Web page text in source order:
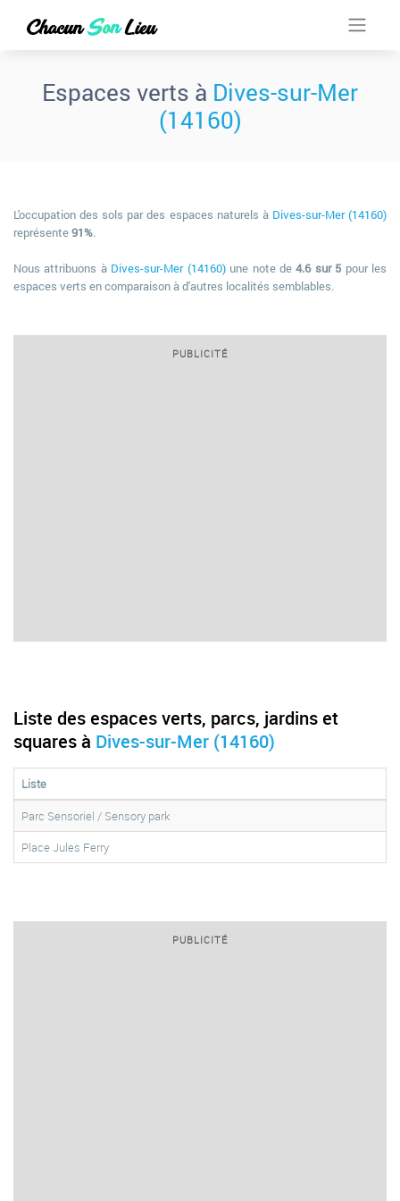
Espaces verts à Dives-sur-Mer
(14160)
L'occupation des sols par des espaces naturels à Dives-sur-Mer (14160)
représente91%.
Nous attribuons à Dives-sur-Mer (14160)une note de4.6 sur 5 pour les
espaces verts en comparaison à d'autres localités semblables.
PUBLICITÉ
Liste des espaces verts, parcs, jardins et
squares à Dives-sur-Mer (14160)
Liste
Parc Sensoriel / Sensory park
Place Jules Ferry
PUBLICITÉ